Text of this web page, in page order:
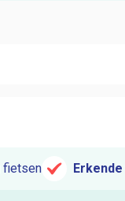
fietsen Erkende